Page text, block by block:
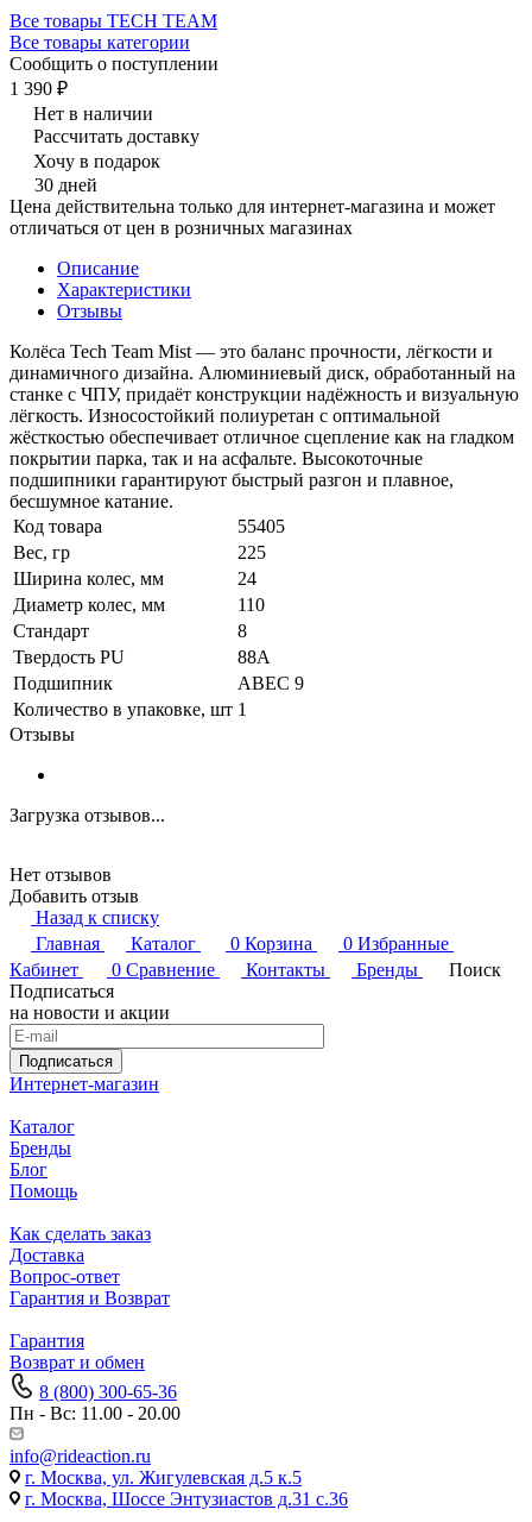
Все товары TECH TEAM
Все товары категории
Сообщить о поступлении
1 390 ₽
Нет в наличии
Рассчитать доставку
Хочу в подарок
30 дней
Цена действительна только для интернет-магазина и может
отличаться от цен в розничных магазинах
Описание
Характеристики
Отзывы
Колёса Tech Team Mist — это баланс прочности, лёгкости и
динамичного дизайна. Алюминиевый диск, обработанный на
станке с ЧПУ, придаёт конструкции надёжность и визуальную
лёгкость. Износостойкий полиуретан с оптимальной
жёсткостью обеспечивает отличное сцепление как на гладком
покрытии парка, так и на асфальте. Высокоточные
подшипники гарантируют быстрый разгон и плавное,
бесшумное катание.
Код товара
55405
Вес, гр
225
Ширина колес, мм
24
Диаметр колес, мм
110
Стандарт
8
Твердость PU
88A
Подшипник
ABEC 9
Количество в упаковке, шт 1
Отзывы
Загрузка отзывов...
Нет отзывов
Добавить отзыв
Назад к списку
Главная
Каталог 0 Корзина 0 Избранные
Кабинет
0 Сравнение Контакты Бренды
Поиск
Подписаться
на новости и акции
Подписаться
Интернет-магазин
Каталог
Бренды
Блог
Помощь
Как сделать заказ
Доставка
Вопрос-ответ
Гарантия и Возврат
Гарантия
Возврат и обмен
8 (800) 300-65-36
Пн - Вс: 11.00 - 20.00
info@rideaction.ru
г. Москва, ул. Жигулевская д.5 к.5
г. Москва, Шоссе Энтузиастов д.31 с.36